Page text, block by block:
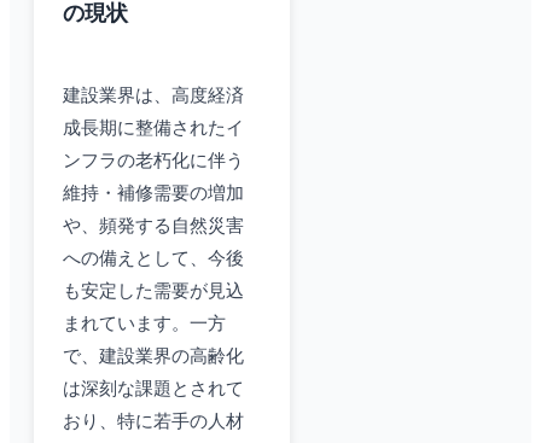
の現状
建設業界は、高度経済
成長期に整備されたイ
ンフラの老朽化に伴う
維持・補修需要の増加
や、頻発する自然災害
への備えとして、今後
も安定した需要が見込
まれています。一方
で、建設業界の高齢化
は深刻な課題とされて
おり、特に若手の人材